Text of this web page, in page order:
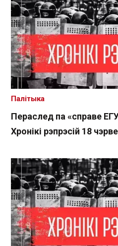
Пераслед па «справе
Хронікі рэпрэсій 18
Палітыка